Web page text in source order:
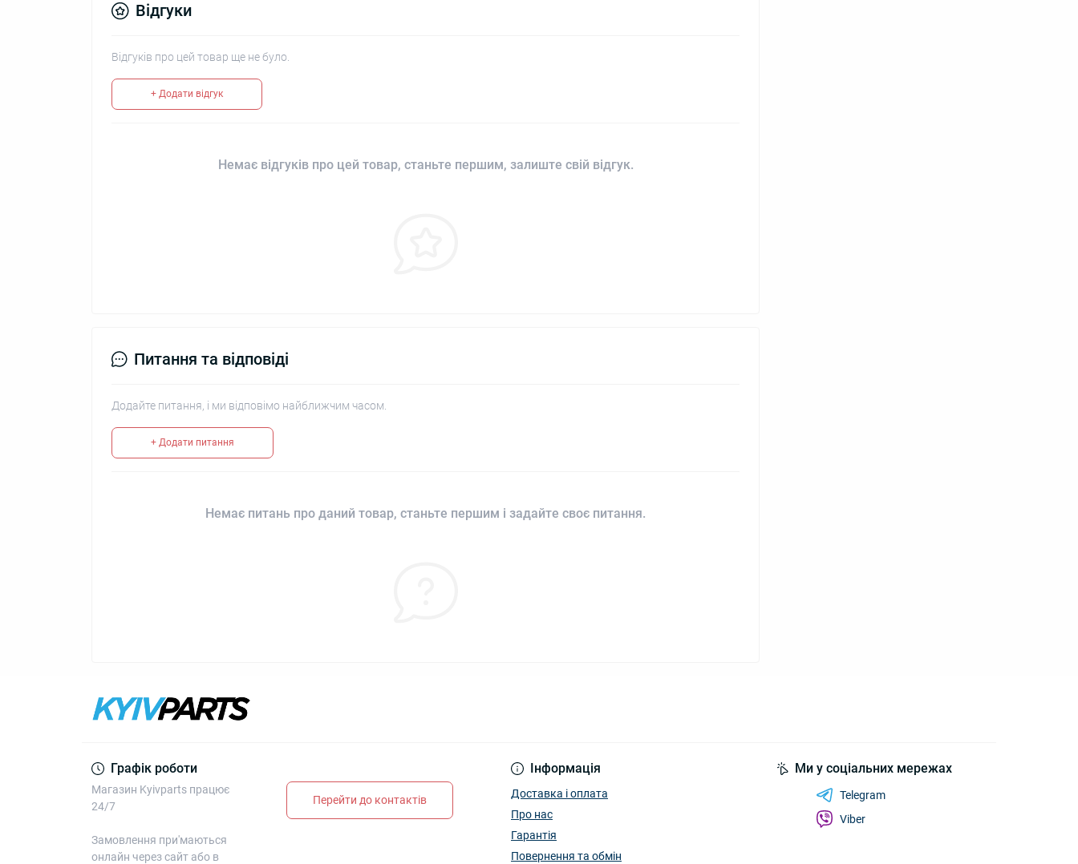
Відгуки
Відгуків про цей товар ще не було.
+ Додати відгук
Немає відгуків про цей товар, станьте першим, залиште свій відгук.
Питання та відповіді
Додайте питання, і ми відповімо найближчим часом.
+ Додати питання
Немає питань про даний товар, станьте першим і задайте своє питання.
Графік роботи
Магазин Kyivparts працює
24/7
Замовлення при'маються
онлайн через сайт або в
Перейти до контактів
Інформація
Доставка і оплата
Про нас
Гарантія
Повернення та обмін
Ми у соціальних мережах
Telegram
Viber